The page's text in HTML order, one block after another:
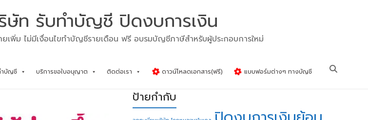
ษัท รับทำบัญชี ปิดงบการเงิน
เพิ่ม ไม่มีเงื่อนไขทำบัญชีรายเดือน ฟรี อบรมบัญชีภาษีสำหรับผู้ประกอบการใหม่
ำบัญชี บริการขอใบอนุญาต ติดต่อเรา ดาวน์โหลดเอกสาร(ฟรี) แบบฟอร์มต่างๆ ทางบัญชี
ป้ายกำกับ